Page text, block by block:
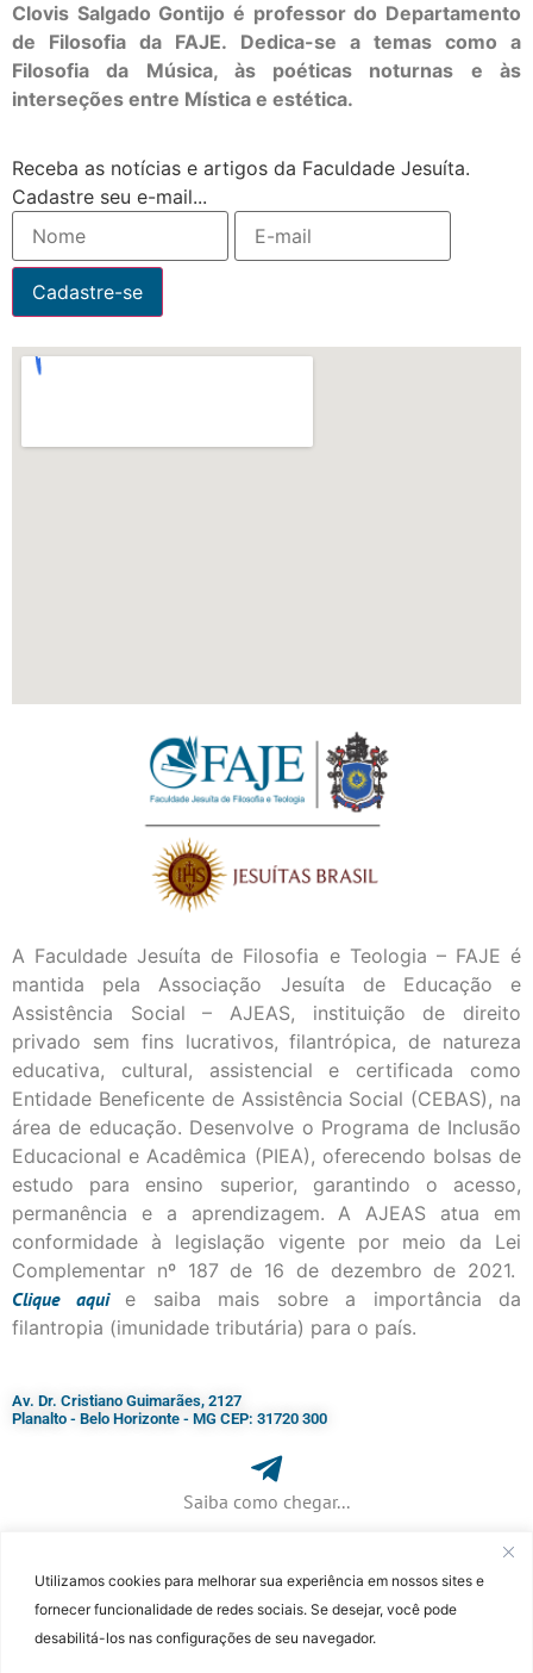
Utilizamos cookies para melhorar sua experiência em nossos sites e
fornecer funcionalidade de redes sociais. Se desejar, você pode
desabilitá-los nas configurações de seu navegador.
Clovis Salgado Gontijo é professor do Departamento
de Filosofia da FAJE. Dedica-se a temas como a
Filosofia da Música, às poéticas noturnas e às
interseções entre Mística e estética.
Receba as notícias e artigos da Faculdade Jesuíta.
Cadastre seu e-mail...
A Faculdade Jesuíta de Filosofia e Teologia – FAJE é
mantida pela Associação Jesuíta de Educação e
Assistência Social – AJEAS, instituição de direito
privado sem fins lucrativos, filantrópica, de natureza
educativa, cultural, assistencial e certificada como
Entidade Beneficente de Assistência Social (CEBAS), na
área de educação. Desenvolve o Programa de Inclusão
Educacional e Acadêmica (PIEA), oferecendo bolsas de
estudo para ensino superior, garantindo o acesso,
permanência e a aprendizagem. A AJEAS atua em
conformidade à legislação vigente por meio da Lei
Complementar nº 187 de 16 de dezembro de 2021.
Cliqueaqui
e saiba mais sobre a importância da
filantropia (imunidade tributária) para o país.
Av. Dr. Cristiano Guimarães, 2127
Planalto - Belo Horizonte - MG CEP: 31720 300
Saiba como chegar...
+ 55 (31) 3115-7000​